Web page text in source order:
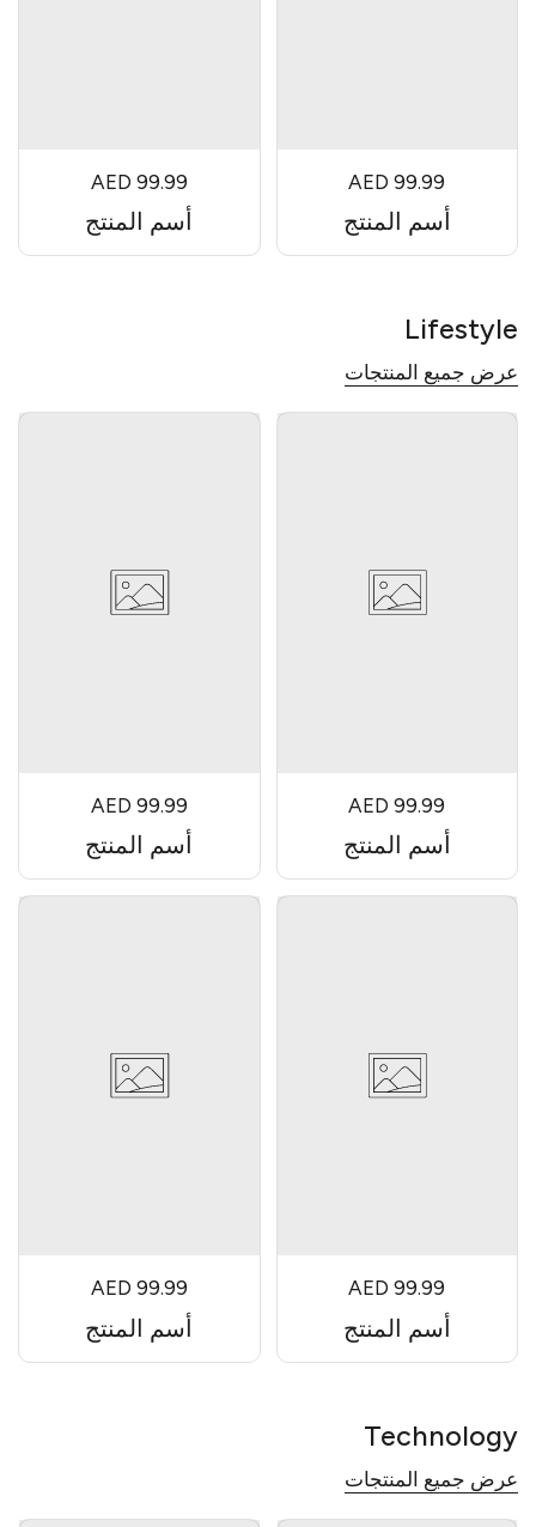
AED 99.99
أسم المنتج
AED 99.99
أسم المنتج
Lifestyle
عرض جميع المنتجات
AED 99.99
أسم المنتج
AED 99.99
أسم المنتج
AED 99.99
أسم المنتج
AED 99.99
أسم المنتج
Technology
عرض جميع المنتجات